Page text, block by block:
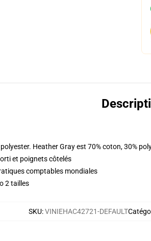
Heather Gray est 70% coton, 30%
et poignets côtelés
comptables mondiales
2 tailles
SKU:VINIEHAC42721-DEFAULT